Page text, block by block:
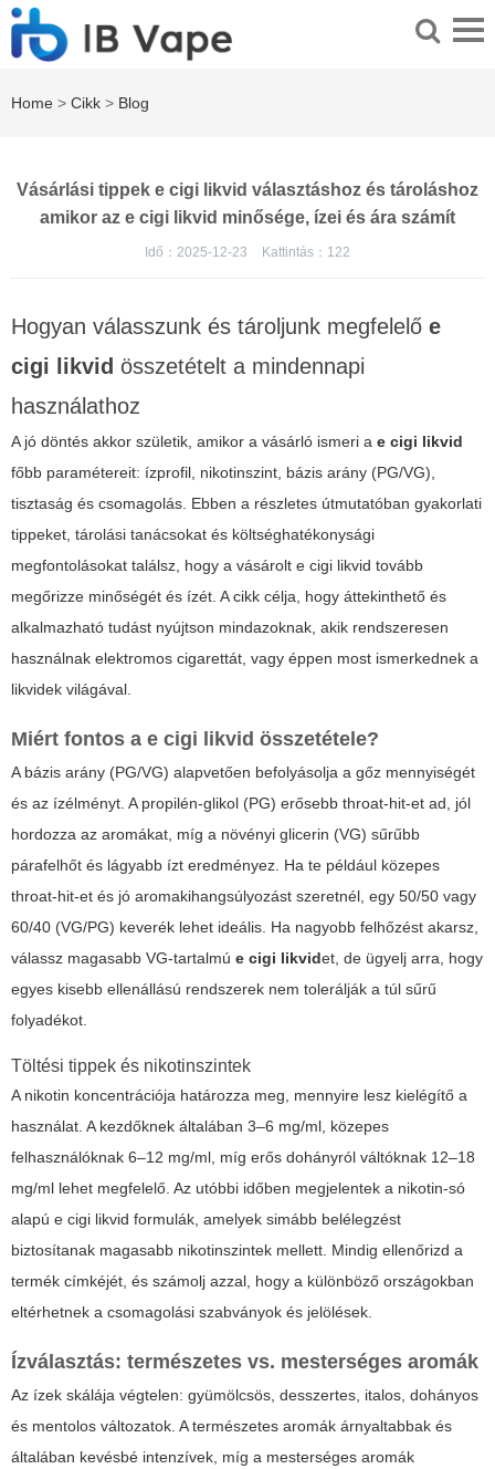
Home > Cikk > Blog
Vásárlási tippek e cigi likvid választáshoz és tároláshoz
amikor az e cigi likvid minősége, ízei és ára számít
Idő：2025-12-23 Kattintás： 122
Hogyan válasszunk és tároljunk megfelelő e
cigi likvid összetételt a mindennapi
használathoz
A jó döntés akkor születik, amikor a vásárló ismeri a e cigi likvid
főbb paramétereit: ízprofil, nikotinszint, bázis arány (PG/VG),
tisztaság és csomagolás. Ebben a részletes útmutatóban gyakorlati
tippeket, tárolási tanácsokat és költséghatékonysági
megfontolásokat találsz, hogy a vásárolt e cigi likvid tovább
megőrizze minőségét és ízét. A cikk célja, hogy áttekinthető és
alkalmazható tudást nyújtson mindazoknak, akik rendszeresen
használnak elektromos cigarettát, vagy éppen most ismerkednek a
likvidek világával.
Miért fontos a e cigi likvid összetétele?
A bázis arány (PG/VG) alapvetően befolyásolja a gőz mennyiségét
és az ízélményt. A propilén-glikol (PG) erősebb throat-hit-et ad, jól
hordozza az aromákat, míg a növényi glicerin (VG) sűrűbb
párafelhőt és lágyabb ízt eredményez. Ha te például közepes
throat-hit-et és jó aromakihangsúlyozást szeretnél, egy 50/50 vagy
60/40 (VG/PG) keverék lehet ideális. Ha nagyobb felhőzést akarsz,
válassz magasabb VG-tartalmú e cigi likvidet, de ügyelj arra, hogy
egyes kisebb ellenállású rendszerek nem tolerálják a túl sűrű
folyadékot.
Töltési tippek és nikotinszintek
A nikotin koncentrációja határozza meg, mennyire lesz kielégítő a
használat. A kezdőknek általában 3–6 mg/ml, közepes
felhasználóknak 6–12 mg/ml, míg erős dohányról váltóknak 12–18
mg/ml lehet megfelelő. Az utóbbi időben megjelentek a nikotin-só
alapú e cigi likvid formulák, amelyek simább belélegzést
biztosítanak magasabb nikotinszintek mellett. Mindig ellenőrizd a
termék címkéjét, és számolj azzal, hogy a különböző országokban
eltérhetnek a csomagolási szabványok és jelölések.
Ízválasztás: természetes vs. mesterséges aromák
Az ízek skálája végtelen: gyümölcsös, desszertes, italos, dohányos
és mentolos változatok. A természetes aromák árnyaltabbak és
általában kevésbé intenzívek, míg a mesterséges aromák